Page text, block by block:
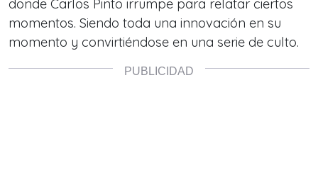
donde Carlos Pinto irrumpe para relatar ciertos
momentos. Siendo toda una innovación en su
momento y convirtiéndose en una serie de culto.